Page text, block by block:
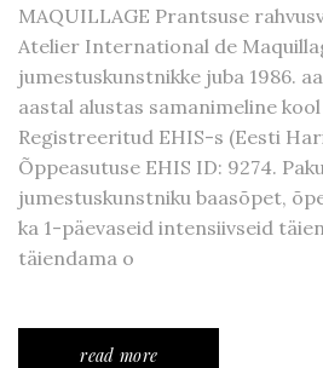
MAQUILLAGE Prantsuse
Atelier International de
jumestuskunstnikke juba 1986.
aastal alustas samanimeline
Registreeritud EHIS-s (Eesti
Õppeasutuse EHIS ID: 9274.
jumestuskunstniku baasõpet,
ka 1-päevaseid intensiivseid
täiendama o
read more